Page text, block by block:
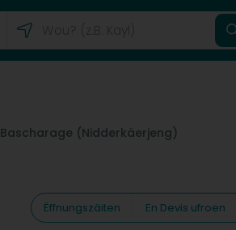
Bascharage (Nidderkäerjeng)
Ëffnungszäiten En Devis ufroen